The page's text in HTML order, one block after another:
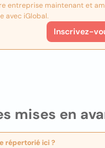
mises en
répertorié ici ?
entreprise maintenant et
avec iGlobal.
Inscrivez-